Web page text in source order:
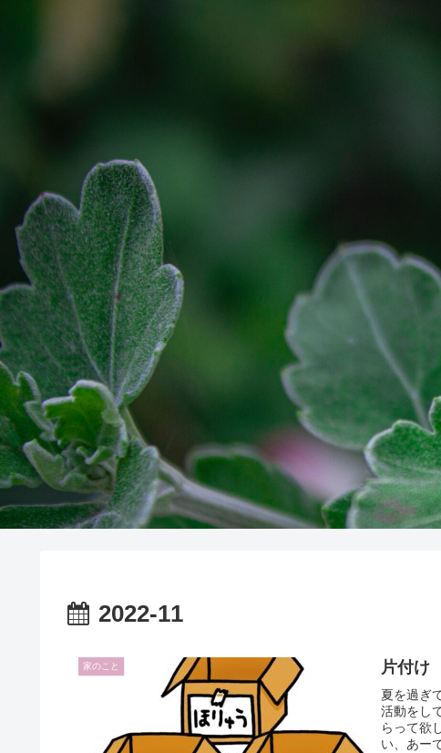
2022-11
家のこと 片付け
夏を過ぎ
活動をし
らって欲
い、あー